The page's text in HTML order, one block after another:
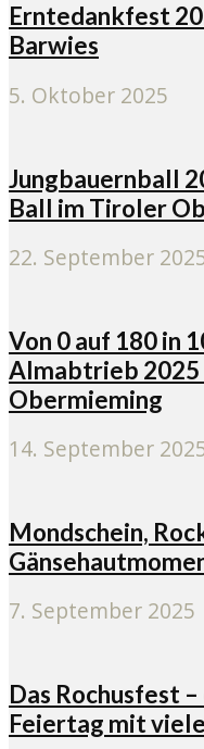
Erntedankfest
Barwies
5. Oktober 2025
Jungbauernball
Ball im Tiroler
22. September
Von 0 auf 180 in
Almabtrieb
Obermieming
14. September
Mondschein,
7. September 2025
Das Rochusfest
Feiertag mit